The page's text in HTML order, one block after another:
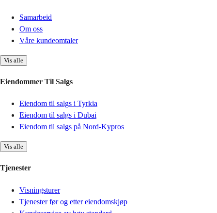
Samarbeid
Om oss
Våre kundeomtaler
Vis alle
Eiendommer Til Salgs
Eiendom til salgs i Tyrkia
Eiendom til salgs i Dubai
Eiendom til salgs på Nord-Kypros
Vis alle
Tjenester
Visningsturer
Tjenester før og etter eiendomskjøp